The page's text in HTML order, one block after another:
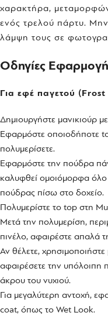
χαρακτήρα,
ενός τρελού πάρτυ.
λάμψη τους σε
Οδηγίες
Για εφέ παγετού
Δημιουργήστε μανικιούρ
Εφαρμόστε οποιοδήποτε
πολυμερίσετε.
Εφαρμόστε την πούδρα
καλυφθεί ομοιόμορφα όλο
πούδρας πίσω στο δοχείο.
Πολυμερίστε το top στη
Μετά την πολυμερίση,
πινέλο, αφαιρέστε απαλά
Αν θέλετε,
αφαιρέσετε την
άκρου του νυχιού.
Για μεγαλύτερη αντοχή,
coat, όπως το Wet Look.